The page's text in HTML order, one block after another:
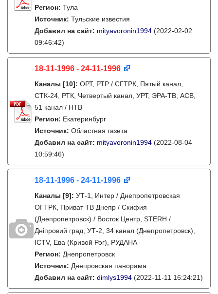
Регион: Тула
Источник: Тульские известия
Добавил на сайт: mityavoronin1994 (2022-02-02
09:46:42)
18-11-1996 - 24-11-1996
Каналы [10]: ОРТ, РТР / СГТРК, Пятый канал,
СТК-24, РТК, Четвертый канал, УРТ, ЭРА-ТВ, АСВ,
51 канал / НТВ
Регион: Екатеринбург
Источник: Областная газета
Добавил на сайт: mityavoronin1994 (2022-08-04
10:59:46)
18-11-1996 - 24-11-1996
Каналы [9]: УТ-1, Интер / Днепропетровская
ОГТРК, Приват ТВ Днепр / Скифия
(Днепропетровск) / Восток Центр, STERH /
Дніпровий град, УТ-2, 34 канал (Днепропетровск),
ICTV, Ева (Кривой Рог), РУДАНА
Регион: Днепропетровск
Источник: Днепровская панорама
Добавил на сайт: dimlys1994 (2022-11-11 16:24:21)